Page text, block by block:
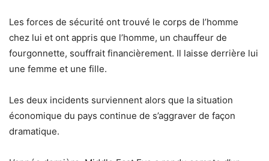
Les forces de sécurité ont trouvé le corps de l’homme
chez lui et ont appris que l’homme, un chauffeur de
fourgonnette, souffrait financièrement. Il laisse derrière lui
une femme et une fille.
Les deux incidents surviennent alors que la situation
économique du pays continue de s’aggraver de façon
dramatique.